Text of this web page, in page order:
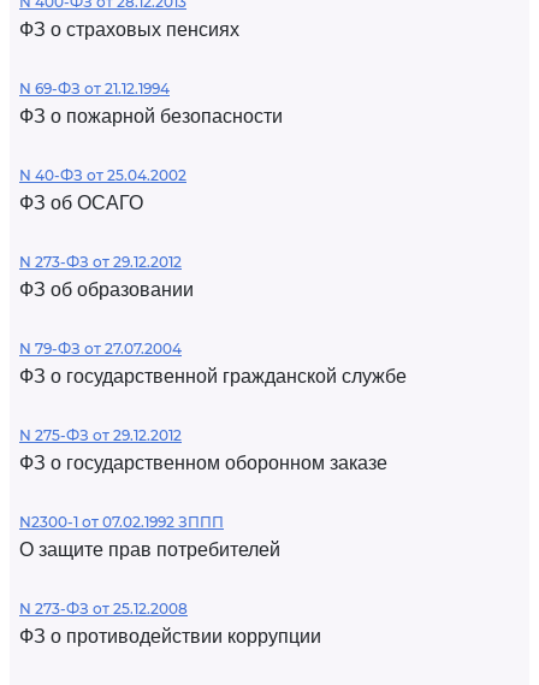
ФЗ о страховых пенсиях
N 69-ФЗ от 21.12.1994
ФЗ о пожарной безопасности
N 40-ФЗ от 25.04.2002
ФЗ об ОСАГО
N 273-ФЗ от 29.12.2012
ФЗ об образовании
N 79-ФЗ от 27.07.2004
ФЗ о государственной гражданской службе
N 275-ФЗ от 29.12.2012
ФЗ о государственном оборонном заказе
N2300-1 от 07.02.1992 ЗППП
О защите прав потребителей
N 273-ФЗ от 25.12.2008
ФЗ о противодействии коррупции